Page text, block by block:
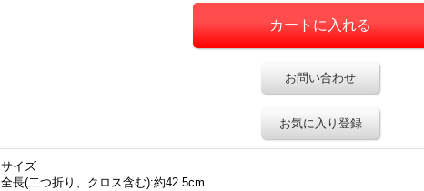
お問い合わせ
お気に入り登録
サイズ
全長(二つ折り、クロス含む):約42.5cm